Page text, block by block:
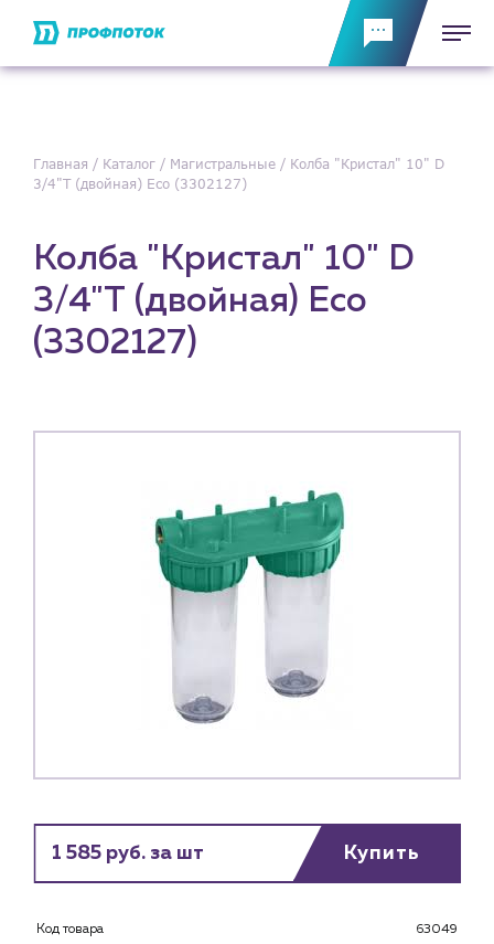
Главная Каталог Магистральные
Колба "Кристал" 10" D
3/4"Т (двойная) Eco (3302127)
Колба "Кристал" 10" D
3/4"Т (двойная) Eco
(3302127)
1 585 руб. за шт Купить
Код товара
63049